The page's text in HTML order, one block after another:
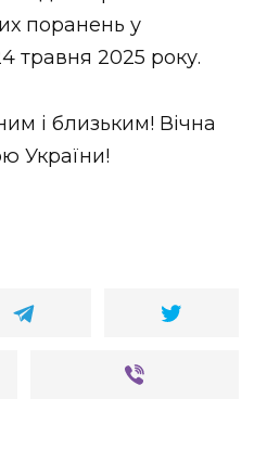
поранень у
травня 2025 року.
і близьким! Вічна
України!